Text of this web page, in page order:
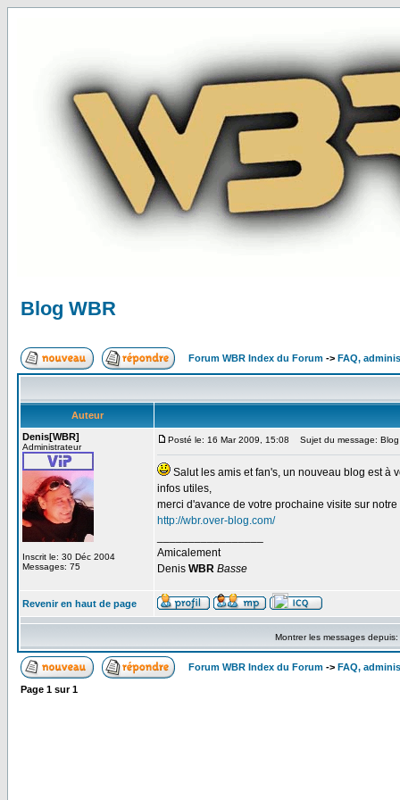
Blog WBR
Forum WBR Index du Forum -> FAQ,
Auteur
Denis[WBR]
Administrateur
Inscrit le: 30 Déc 2004
Messages: 75
Posté le: 16 Mar 2009, 15:08 Sujet du message: Blog
Salut les amis et fan's, un nouveau blog est à
infos utiles,
merci d'avance de votre prochaine visite sur
http://wbr.over-blog.com/
Amicalement
Denis WBR Basse
Revenir en haut de page
Montrer les messages depuis:
Forum WBR Index du Forum -> FAQ,
Page 1 sur1